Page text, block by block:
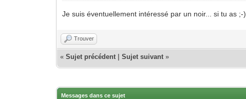
Je suis éventuellement intéressé par un noir... si tu as ;-)
Trouver
«Sujet précédent |Sujet suivant »
Messages dans ce sujet